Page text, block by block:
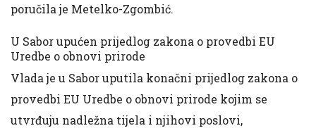
poručila je Metelko-Zgombić.
U Sabor upućen prijedlog zakona o provedbi EU
Uredbe o obnovi prirode
Vlada je u Sabor uputila konačni prijedlog zakona o
provedbi EU Uredbe o obnovi prirode kojim se
utvrđuju nadležna tijela i njihovi poslovi,